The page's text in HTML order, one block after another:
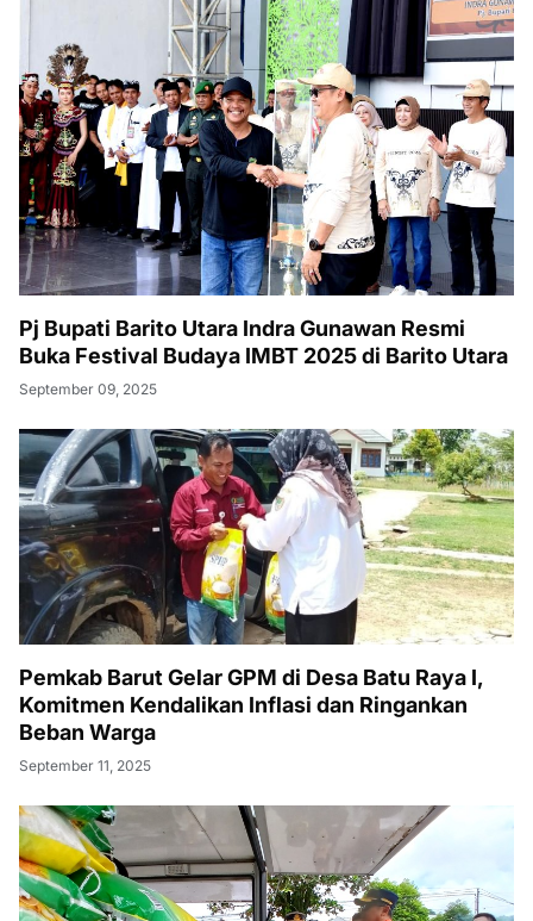
Pj Bupati Barito Utara Indra Gunawan Resmi
Buka Festival Budaya IMBT 2025 di Barito Utara
September 09, 2025
Pemkab Barut Gelar GPM di Desa Batu Raya I,
Komitmen Kendalikan Inflasi dan Ringankan
Beban Warga
September 11, 2025